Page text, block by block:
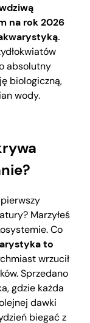
na rok 2026
absolutny
biologiczną,
wody.
Marzyłeś
Co
to
wrzucił
Sprzedano
gdzie każda
dawki
biegać z